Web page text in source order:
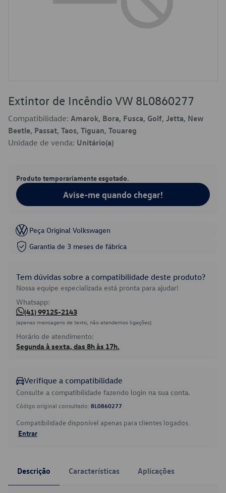
Extintor de Incêndio VW 8L0860277
Compatibilidade: Amarok, Bora, Fusca, Golf, Jetta, New
Beetle, Passat, Taos, Tiguan, Touareg
Unidade de venda: Unitário(a)
Produto temporariamente esgotado.
Avise-me quando chegar!
Peça Original Volkswagen
Garantia de 3 meses de fábrica
Tem dúvidas sobre a compatibilidade deste produto?
Nossa equipe especializada está pronta para ajudar!
Whatsapp:
(41) 99125-2143
(apenas mensagens de texto, não atendemos ligações)
Horário de atendimento:
Segunda à sexta, das 8h às 17h.
Verifique a compatibilidade
Consulte a compatibilidade fazendo login na sua conta.
Código original consultado: 8L0860277
Compatibilidade disponível apenas para clientes logados.
Entrar
Descrição Características Aplicações